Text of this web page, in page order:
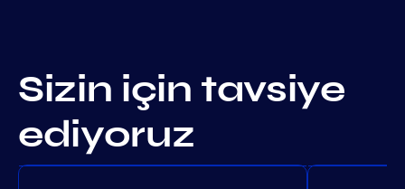
Sizin için tavsiye
ediyoruz